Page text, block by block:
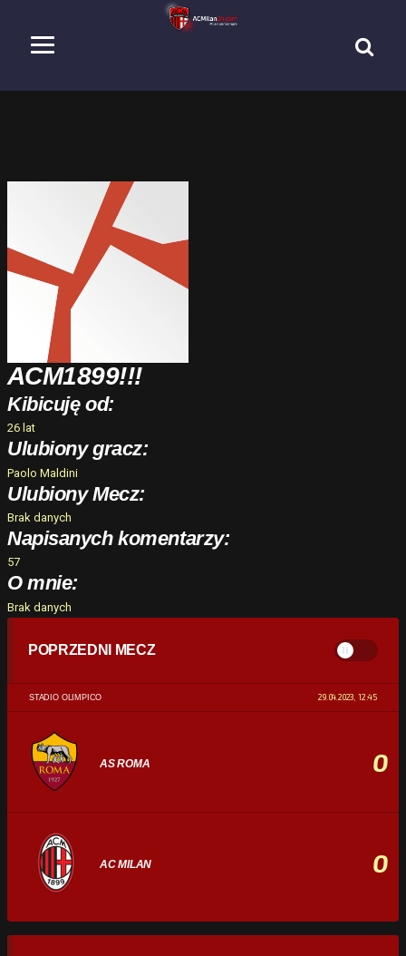
ACM1899!!!
Kibicuję od:
26 lat
Ulubiony gracz:
Paolo Maldini
Ulubiony Mecz:
Brak danych
Napisanych komentarzy:
57
O mnie:
Brak danych
POPRZEDNI MECZ
STADIO OLIMPICO 29.04.2023, 12:45
AS ROMA 0
AC MILAN 0
STATYSTYKI